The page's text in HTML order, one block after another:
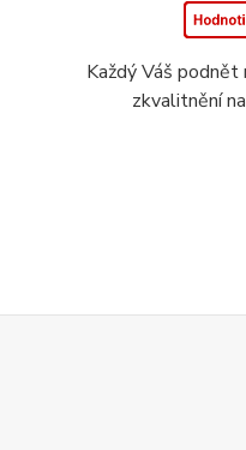
Každý Váš podnět
zkvalitnění